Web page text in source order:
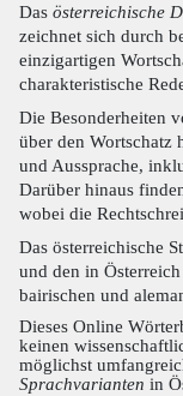
Das österreichische
zeichnet sich durch
einzigartigen
charakteristische
Die Besonderheiten
über den Wortschatz
und Aussprache,
Darüber hinaus
wobei die
Das österreichische
und den in
bairischen und
Dieses Online
keinen
möglichst
Sprachvarianten in